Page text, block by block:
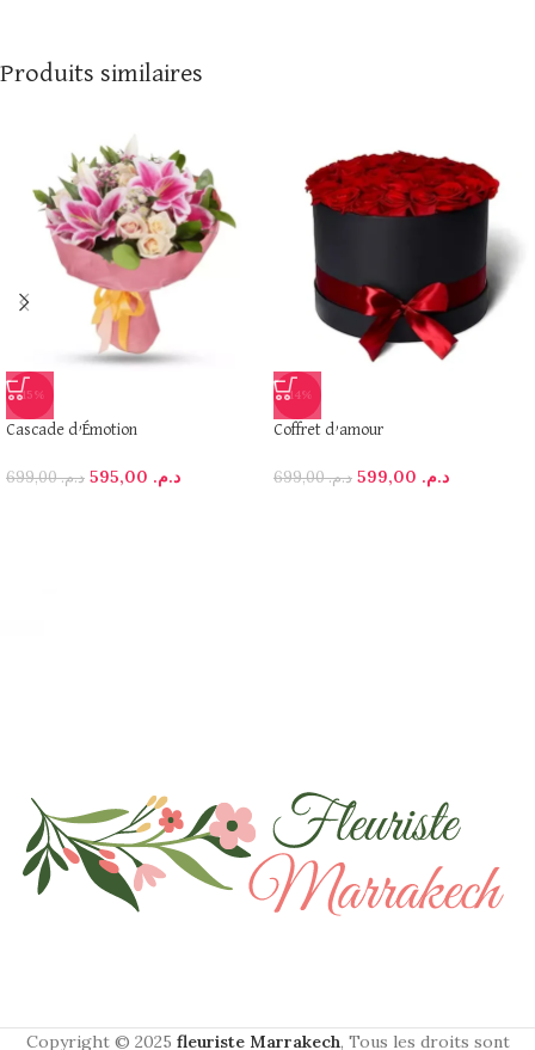
Produits similaires
-15%
Cascade d’Émotion
د.م.699,00 د.م.
-14%
Coffret d’amour
د.م.699,00 د.م.
Copyright © 2025 fleuriste Marrakech, Tous les droits sont